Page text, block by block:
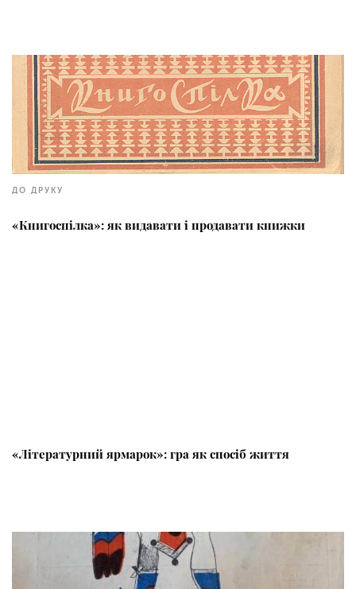
ДО ДРУКУ
«Книгоспілка»: як видавати і продавати книжки
«Літературний ярмарок»: гра як спосіб життя